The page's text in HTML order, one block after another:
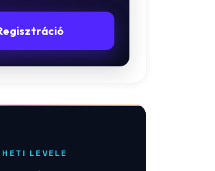
LEVELE